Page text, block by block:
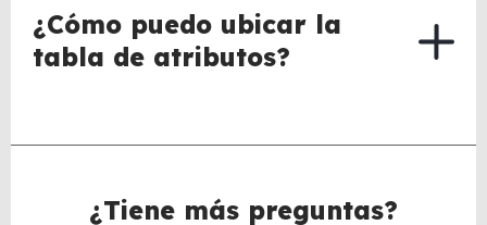
¿Cómo puedo ubicar la
tabla de atributos?
¿Tiene más preguntas?